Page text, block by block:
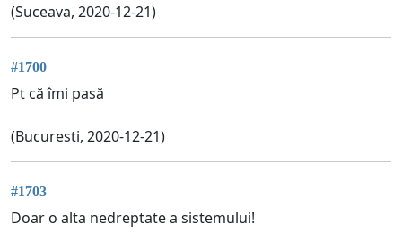
(Suceava, 2020-12-21)
#1700
Pt că îmi pasă
(Bucuresti, 2020-12-21)
#1703
Doar o alta nedreptate a sistemului!